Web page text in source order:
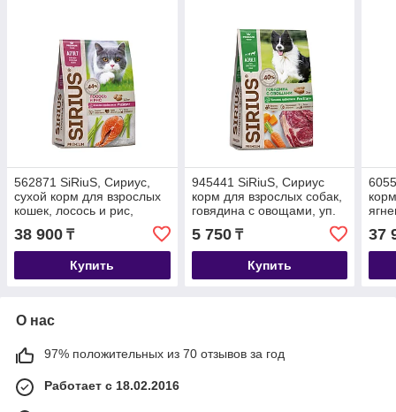
562871 SiRiuS, Сириус,
сухой корм для взрослых
кошек, лосось и рис,
38 900 ₸
Купить
945441 SiRiuS, Сириус
корм для взрослых собак,
говядина с овощами, уп.
5 750₸
Купить
37
О нас
97% положительных из 70 отзывов за год
Работает с 18.02.2016